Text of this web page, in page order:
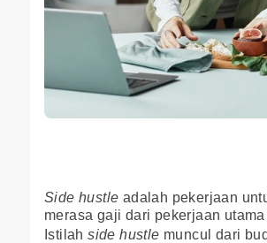
Side hustle adalah pekerjaan
merasa gaji dari pekerjaan
Istilahside hustle muncul dari